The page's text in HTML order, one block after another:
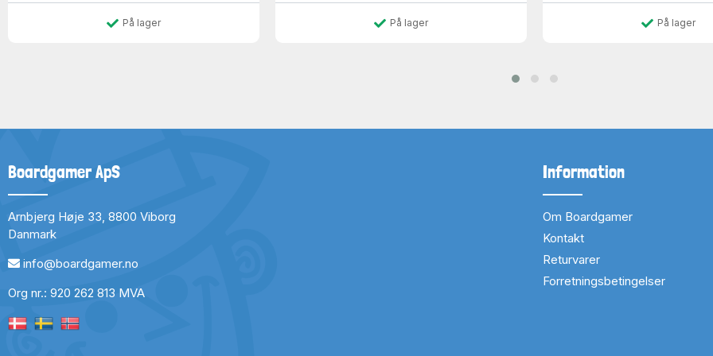
På lager På lager På lager
Boardgamer ApS
Arnbjerg Høje 33, 8800 Viborg
Danmark
info@boardgamer.no
Org nr.: 920 262 813 MVA
Information
Om Boardgamer
Kontakt
Returvarer
Forretningsbetingelser